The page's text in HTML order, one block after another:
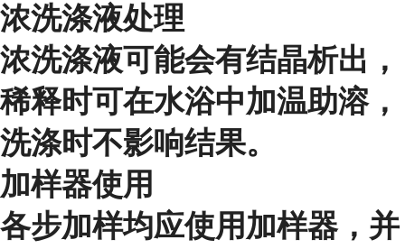
浓洗涤液处理
浓洗涤液可能会有结晶析出，
稀释时可在水浴中加温助溶，
洗涤时不影响结果。
加样器使用
各步加样均应使用加样器，并